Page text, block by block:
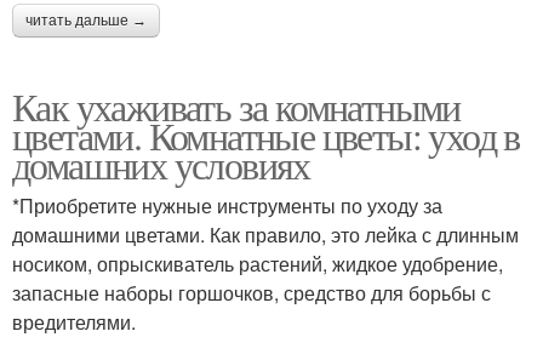
читать дальше →
Как ухаживать за комнатными
цветами. Комнатные цветы: уход в
домашних условиях
*Приобретите нужные инструменты по уходу за
домашними цветами. Как правило, это лейка с длинным
носиком, опрыскиватель растений, жидкое удобрение,
запасные наборы горшочков, средство для борьбы с
вредителями.